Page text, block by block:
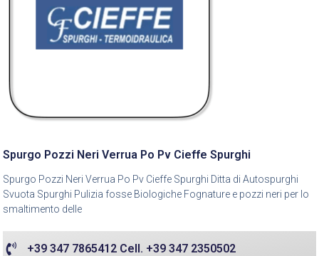
Spurgo Pozzi Neri Verrua Po Pv Cieffe Spurghi
Spurgo Pozzi Neri Verrua Po Pv Cieffe Spurghi Ditta di Autospurghi
Svuota Spurghi Pulizia fosse Biologiche Fognature e pozzi neri per lo
smaltimento delle
+39 347 7865412 Cell. +39 347 2350502